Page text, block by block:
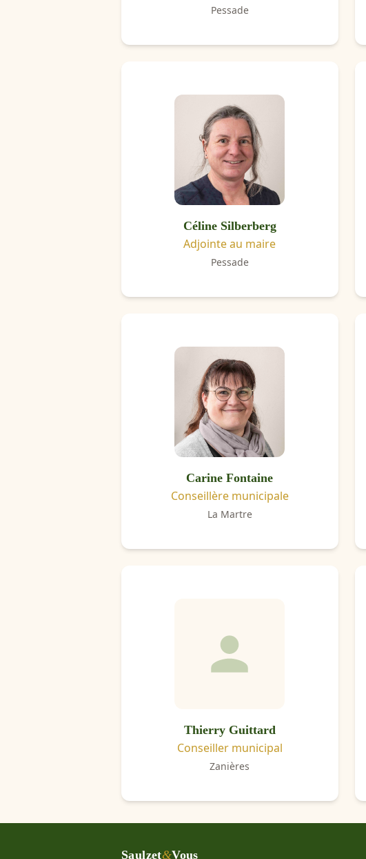
Pessade
Céline Silberberg
Adjointe au maire
Pessade
Carine Fontaine
Conseillère municipale
La Martre
Thierry Guittard
Conseiller municipal
Zanières
Saulzet&Vous